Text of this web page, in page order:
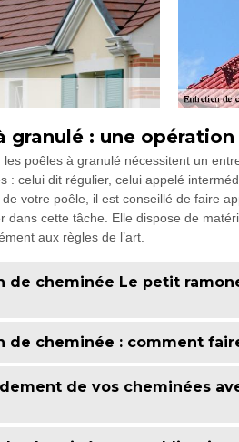
granulé : une
poêles à granulé nécessitent un
: celui dit régulier, celui appelé
votre poêle, il est conseillé de faire
dans cette tâche. Elle dispose de
aux règles de l’art.
de cheminée Le petit
de cheminée : comment
de vos cheminées